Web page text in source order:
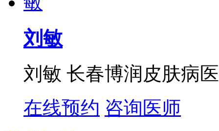
刘敏
刘敏 长春博润皮肤病
在线预约 咨询医师